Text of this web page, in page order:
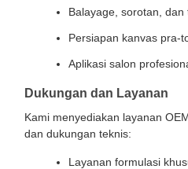
Balayage, sorotan,
Persiapan kanvas pra-
Aplikasi salon
Dukungan dan Layanan
Kami menyediakan layanan
dan dukungan teknis:
Layanan formulasi